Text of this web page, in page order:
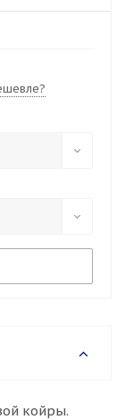
койры.